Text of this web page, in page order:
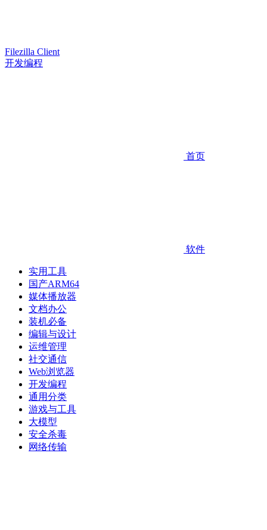
Filezilla Client
开发编程
首页
软件
实用工具
国产ARM64
媒体播放器
文档办公
装机必备
编辑与设计
运维管理
社交通信
Web浏览器
开发编程
通用分类
游戏与工具
大模型
安全杀毒
网络传输